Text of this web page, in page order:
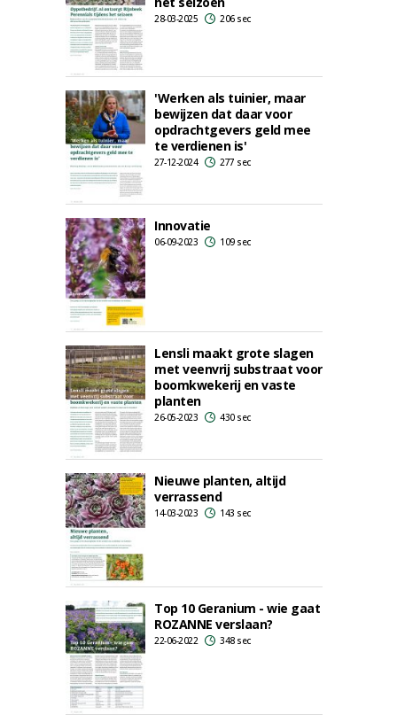
28-03-2025 206 sec
'Werken als tuinier, maar
bewijzen dat daar voor
opdrachtgevers geld mee
te verdienen is'
27-12-2024 277 sec
Innovatie
06-09-2023 109 sec
Lensli maakt grote slagen
met veenvrij substraat voor
boomkwekerij en vaste
planten
26-05-2023 430 sec
Nieuwe planten, altijd
verrassend
14-03-2023 143 sec
Top 10 Geranium - wie gaat
ROZANNE verslaan?
22-06-2022 348 sec